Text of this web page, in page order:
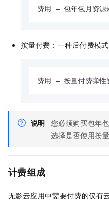
费用 = 包年包月资
按量付费：一种后付费模
费用 = 按量付费弹
说明 您必须购买包年
选择是否使用按
计费组成
无影云应用中需要付费的仅有